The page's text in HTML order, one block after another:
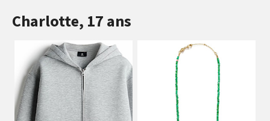
Charlotte, 17 ans